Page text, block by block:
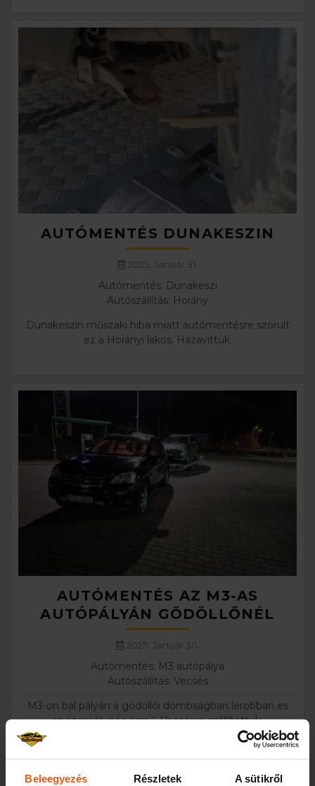
Beleegyezés Részletek A sütikről
AUTÓMENTÉS DUNAKESZIN
2025. Január 31.
Autómentés: Dunakeszi
Autószállítás: Horány
Dunakeszin műszaki hiba miatt autómentésre szorult
ez a Horányi lakos. Hazavittük.
AUTÓMENTÉS AZ M3-AS
AUTÓPÁLYÁN GÖDÖLLŐNÉL
2025. Január 30.
Autómentés: M3 autópálya
Autószállítás: Vecsés
M3-on bal pályán a gödöllői dombságban lerobban es
az személygépjármű. Vecsésre szállítottuk.